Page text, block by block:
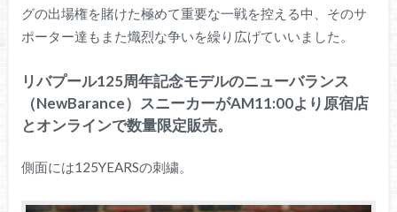
グの出場権を賭けた極めて重要な一戦を控える中、そのサ
ポーター達もまた熾烈な争いを繰り広げていいました。
リバプール125周年記念モデルのニューバランス
（NewBarance）スニーカーがAM11:00より原宿店
とオンラインで数量限定販売。
側面には125YEARSの刺繍。